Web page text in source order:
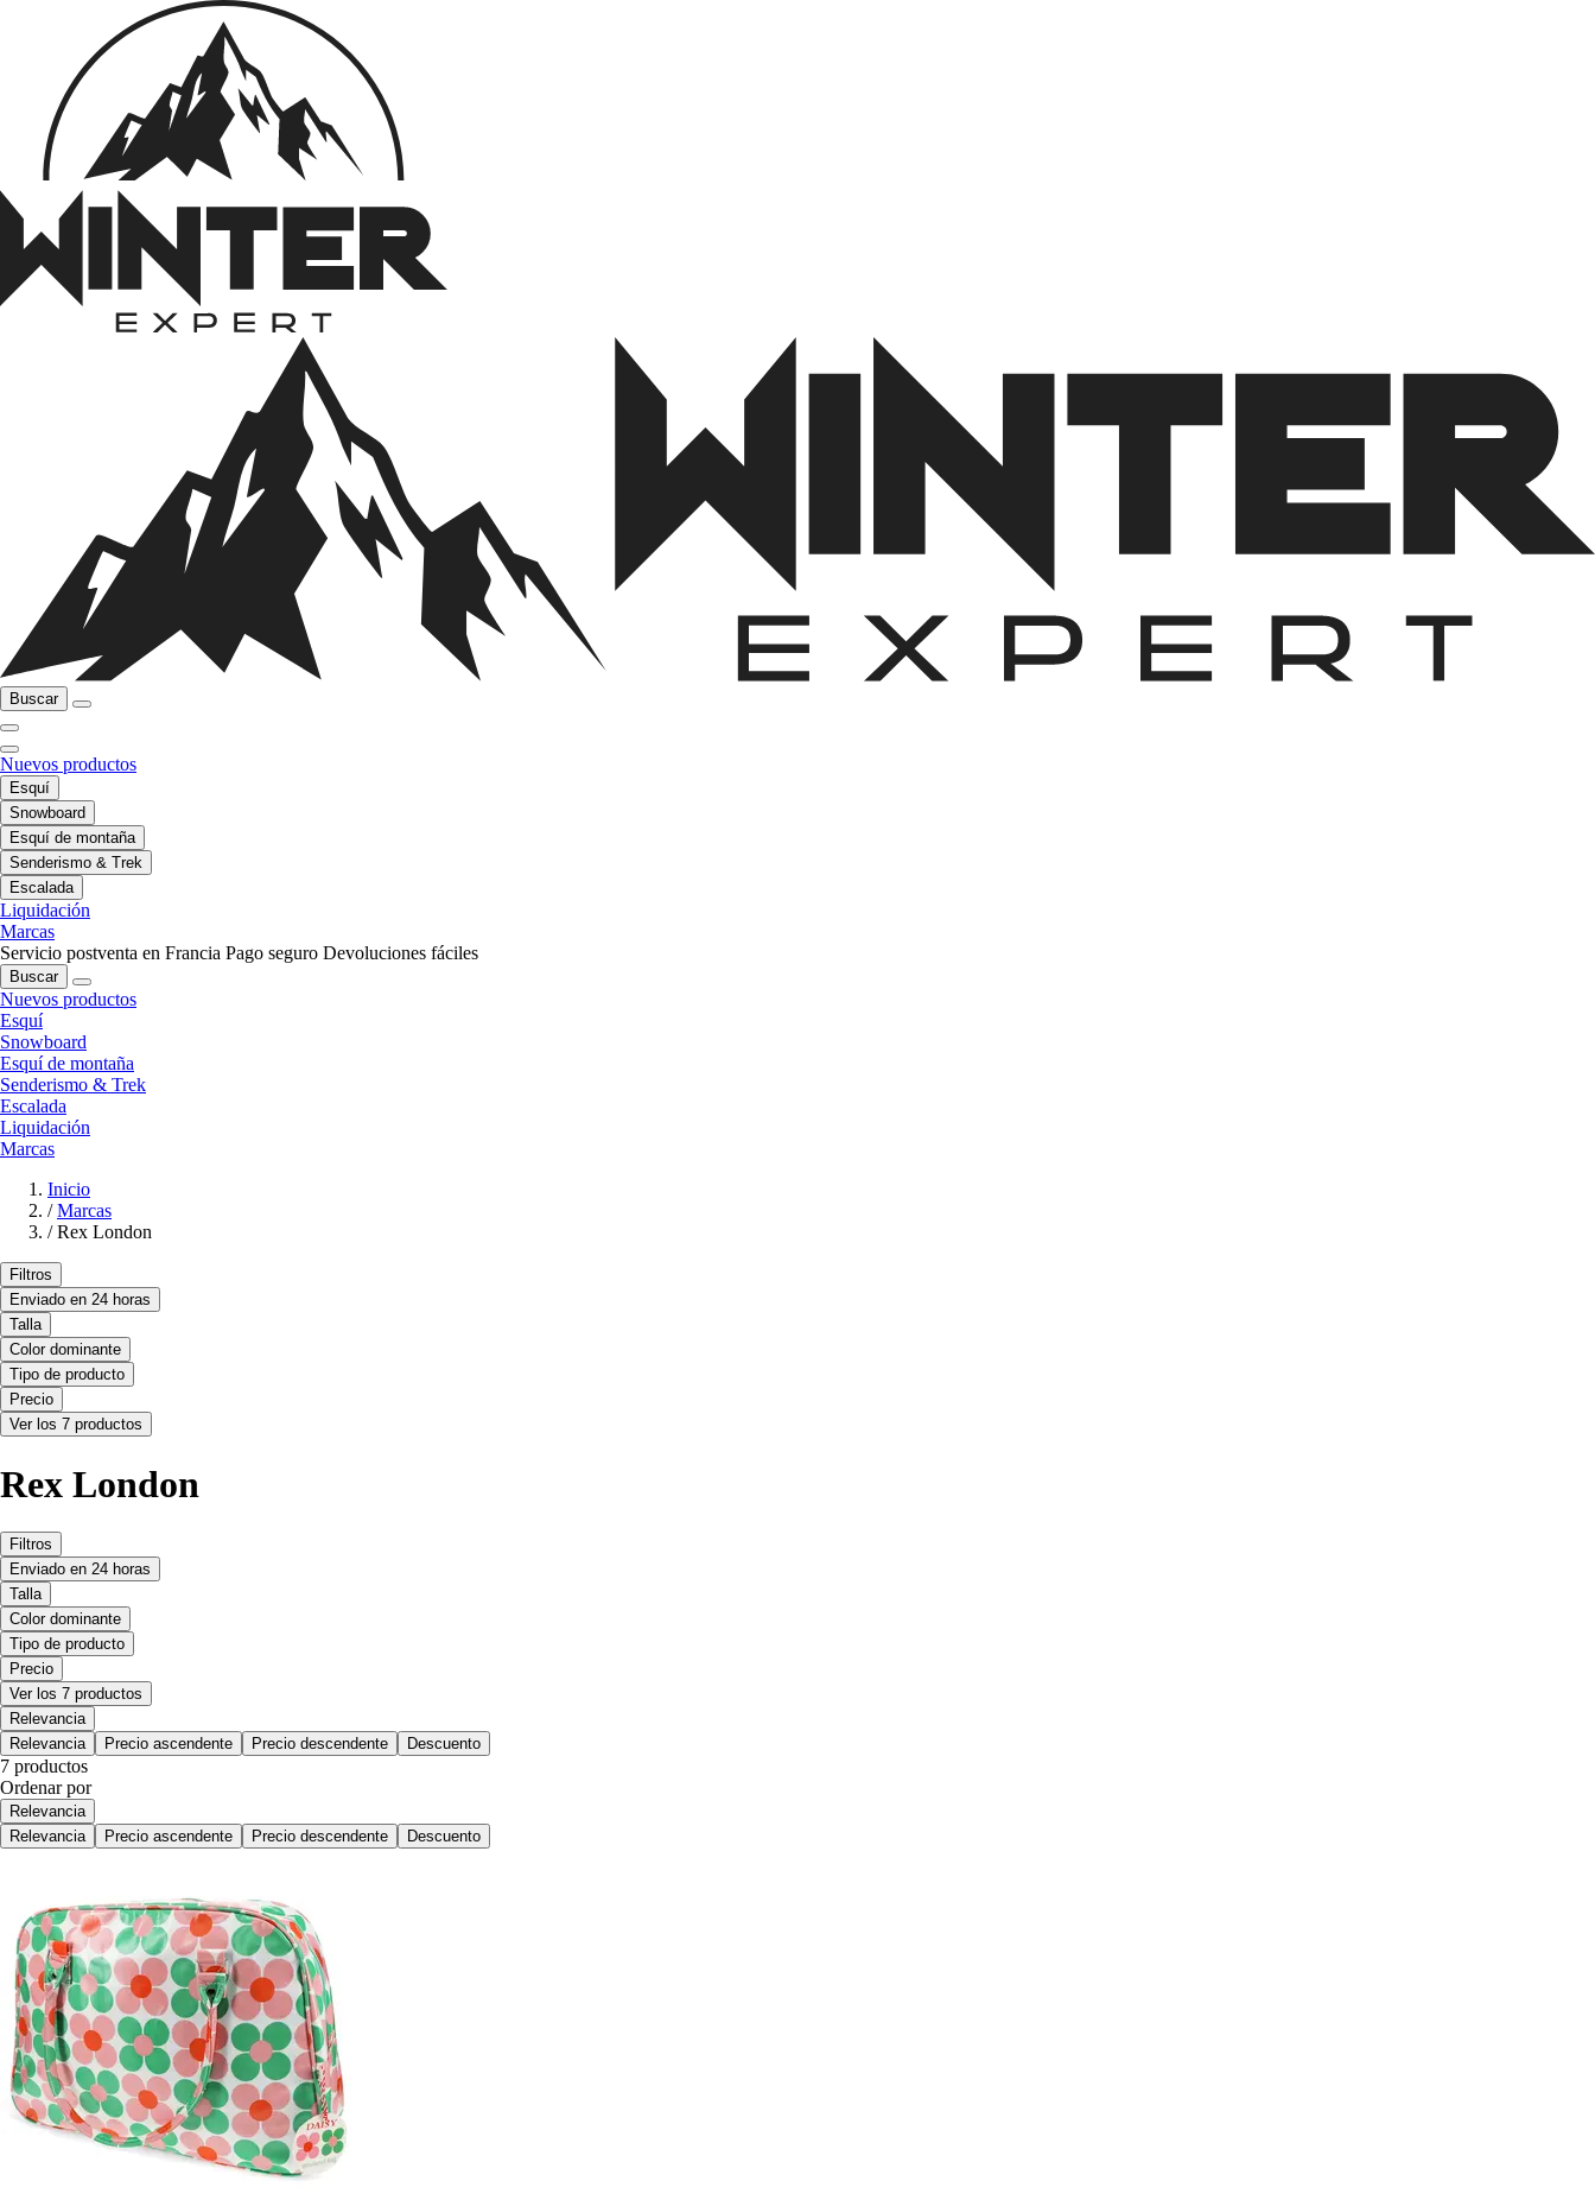
Buscar
Nuevos productos
Esquí
Snowboard
Esquí de montaña
Senderismo & Trek
Escalada
Liquidación
Marcas
Servicio postventa en Francia Pago seguro Devoluciones fáciles
Buscar
Nuevos productos
Esquí
Snowboard
Esquí de montaña
Senderismo & Trek
Escalada
Liquidación
Marcas
Inicio
/ Marcas
/ Rex London
Filtros
Enviado en 24 horas
Talla
Color dominante
Tipo de producto
Precio
Ver los 7 productos
Rex London
Filtros
Enviado en 24 horas
Talla
Color dominante
Tipo de producto
Precio
Ver los 7 productos
Relevancia
Relevancia
Precio ascendente Precio descendente Descuento
7 productos
Ordenar por
Relevancia
Relevancia
Precio ascendente Precio descendente Descuento